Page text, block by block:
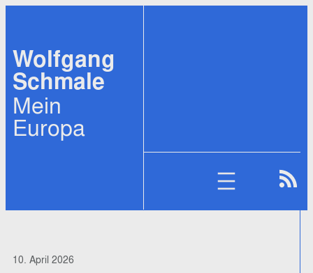
springen
Wolfgang
Schmale
Mein
Europa
10. April 2026